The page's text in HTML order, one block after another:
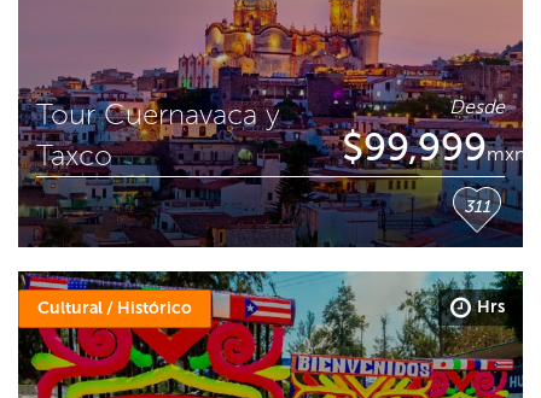
Tour Cuernavaca y
Taxco
Desde
$99,999mxn
311
Cultural / Histórico Hrs